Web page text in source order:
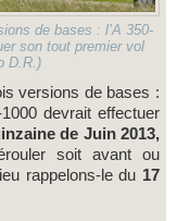
de bases : l’A 350-
son tout premier vol
D.R.)
versions de bases :
1000 devrait effectuer
de Juin 2013,
soit avant ou
rappelons-le du 17